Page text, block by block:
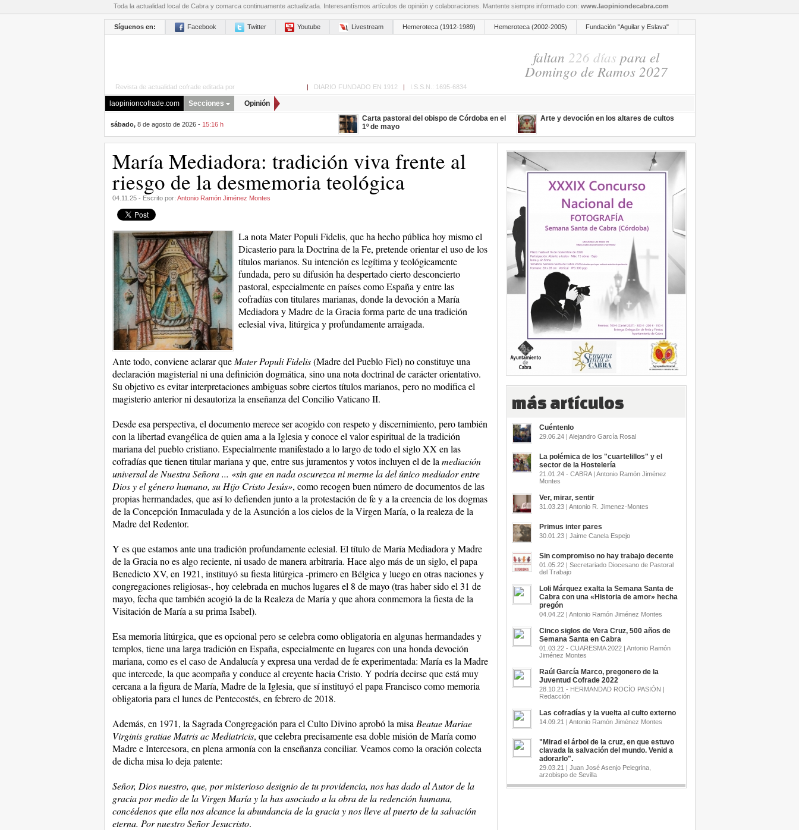
Toda la actualidad local de Cabra y comarca continuamente actualizada. Interesantísmos artículos de opinión y colaboraciones. Mantente siempre informado con: www.laopiniondecabra.com
Síguenos en: Facebook Twitter Youtube Livestream Hemeroteca (1912-1989) Hemeroteca (2002-2005) Fundación "Aguilar y Eslava"
faltan 226 días para el
Domingo de Ramos 2027
Revista de actualidad cofrade editada por | DIARIO FUNDADO EN 1912 | I.S.S.N.: 1695-6834
laopinioncofrade.com Secciones Opinión
sábado,8 de agosto de 2026 - 15:16 h
Carta pastoral del obispo de Córdoba en el
1º de mayo
Arte y devoción en los altares de cultos
María Mediadora: tradición viva frente al
riesgo de la desmemoria teológica
04.11.25 - Escrito por: Antonio Ramón Jiménez Montes
La nota Mater Populi Fidelis, que ha hecho pública hoy mismo el
Dicasterio para la Doctrina de la Fe, pretende orientar el uso de los
títulos marianos. Su intención es legítima y teológicamente
fundada, pero su difusión ha despertado cierto desconcierto
pastoral, especialmente en países como España y entre las
cofradías con titulares marianas, donde la devoción a María
Mediadora y Madre de la Gracia forma parte de una tradición
eclesial viva, litúrgica y profundamente arraigada.
Ante todo, conviene aclarar que Mater Populi Fidelis(Madre del Pueblo Fiel) no constituye una
declaración magisterial ni una definición dogmática, sino una nota doctrinal de carácter orientativo.
Su objetivo es evitar interpretaciones ambiguas sobre ciertos títulos marianos, pero no modifica el
magisterio anterior ni desautoriza la enseñanza del Concilio Vaticano II.
Desde esa perspectiva, el documento merece ser acogido con respeto y discernimiento, pero también
con la libertad evangélica de quien ama a la Iglesia y conoce el valor espiritual de la tradición
mariana del pueblo cristiano. Especialmente manifestado a lo largo de todo el siglo XX en las
cofradías que tienen titular mariana y que, entre sus juramentos y votos incluyen el de la mediación
universal de Nuestra Señora ... «sin que en nada oscurezca ni merme la del único mediador entre
Dios y el género humano, su Hijo Cristo Jesús», como recogen buen número de documentos de las
propias hermandades, que así lo defienden junto a la protestación de fe y a la creencia de los dogmas
de la Concepción Inmaculada y de la Asunción a los cielos de la Virgen María, o la realeza de la
Madre del Redentor.
Y es que estamos ante una tradición profundamente eclesial. El título de María Mediadora y Madre
de la Gracia no es algo reciente, ni usado de manera arbitraria. Hace algo más de un siglo, el papa
Benedicto XV, en 1921, instituyó su fiesta litúrgica -primero en Bélgica y luego en otras naciones y
congregaciones religiosas-, hoy celebrada en muchos lugares el 8 de mayo (tras haber sido el 31 de
mayo, fecha que también acogió la de la Realeza de María y que ahora conmemora la fiesta de la
Visitación de María a su prima Isabel).
Esa memoria litúrgica, que es opcional pero se celebra como obligatoria en algunas hermandades y
templos, tiene una larga tradición en España, especialmente en lugares con una honda devoción
mariana, como es el caso de Andalucía y expresa una verdad de fe experimentada: María es la Madre
que intercede, la que acompaña y conduce al creyente hacia Cristo. Y podría decirse que está muy
cercana a la figura de María, Madre de la Iglesia, que sí instituyó el papa Francisco como memoria
obligatoria para el lunes de Pentecostés, en febrero de 2018.
Además, en 1971, la Sagrada Congregación para el Culto Divino aprobó la misa Beatae Mariae
Virginis gratiae Matris ac Mediatricis, que celebra precisamente esa doble misión de María como
Madre e Intercesora, en plena armonía con la enseñanza conciliar. Veamos como la oración colecta
de dicha misa lo deja patente:
Señor, Dios nuestro, que, por misterioso designio de tu providencia, nos has dado al Autor de la
gracia por medio de la Virgen María y la has asociado a la obra de la redención humana,
concédenos que ella nos alcance la abundancia de la gracia y nos lleve al puerto de la salvación
eterna. Por nuestro Señor Jesucristo.
más artículos
Cuéntenlo
29.06.24 | Alejandro García Rosal
La polémica de los "cuartelillos" y el
sector de la Hostelería
21.01.24 - CABRA | Antonio Ramón Jiménez
Montes
Ver, mirar, sentir
31.03.23 | Antonio R. Jimenez-Montes
Primus inter pares
30.01.23 | Jaime Canela Espejo
Sin compromiso no hay trabajo decente
01.05.22 | Secretariado Diocesano de Pastoral
del Trabajo
Loli Márquez exalta la Semana Santa de
Cabra con una «Historia de amor» hecha
pregón
04.04.22 | Antonio Ramón Jiménez Montes
Cinco siglos de Vera Cruz, 500 años de
Semana Santa en Cabra
01.03.22 - CUARESMA 2022 | Antonio Ramón
Jiménez Montes
Raúl García Marco, pregonero de la
Juventud Cofrade 2022
28.10.21 - HERMANDAD ROCÍO PASIÓN |
Redacción
Las cofradías y la vuelta al culto externo
14.09.21 | Antonio Ramón Jiménez Montes
"Mirad el árbol de la cruz, en que estuvo
clavada la salvación del mundo. Venid a
adorarlo".
29.03.21 | Juan José Asenjo Pelegrina,
arzobispo de Sevilla